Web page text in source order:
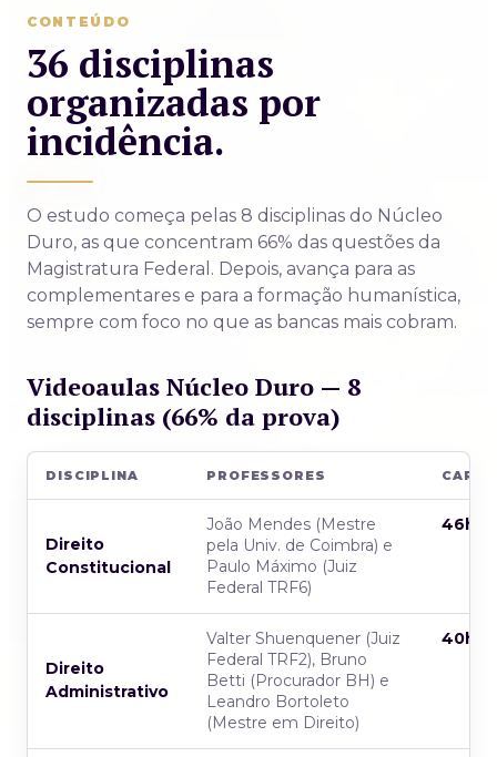
CONTEÚDO
36 disciplinas
organizadas por
incidência.
O estudo começa pelas 8 disciplinas do Núcleo
Duro, as que concentram 66% das questões da
Magistratura Federal. Depois, avança para as
complementares e para a formação humanística,
sempre com foco no que as bancas mais cobram.
Videoaulas Núcleo Duro — 8
disciplinas (66% da prova)
DISCIPLINA PROFESSORES CARGA
Direito
Constitucional
João Mendes (Mestre
pela Univ. de Coimbra) e
Paulo Máximo (Juiz
Federal TRF6)
46h
Direito
Administrativo
Valter Shuenquener (Juiz
Federal TRF2), Bruno
Betti (Procurador BH) e
Leandro Bortoleto
(Mestre em Direito)
40h